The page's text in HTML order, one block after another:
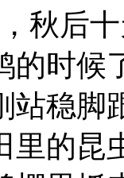
秋后
的时候
站稳脚
里的昆